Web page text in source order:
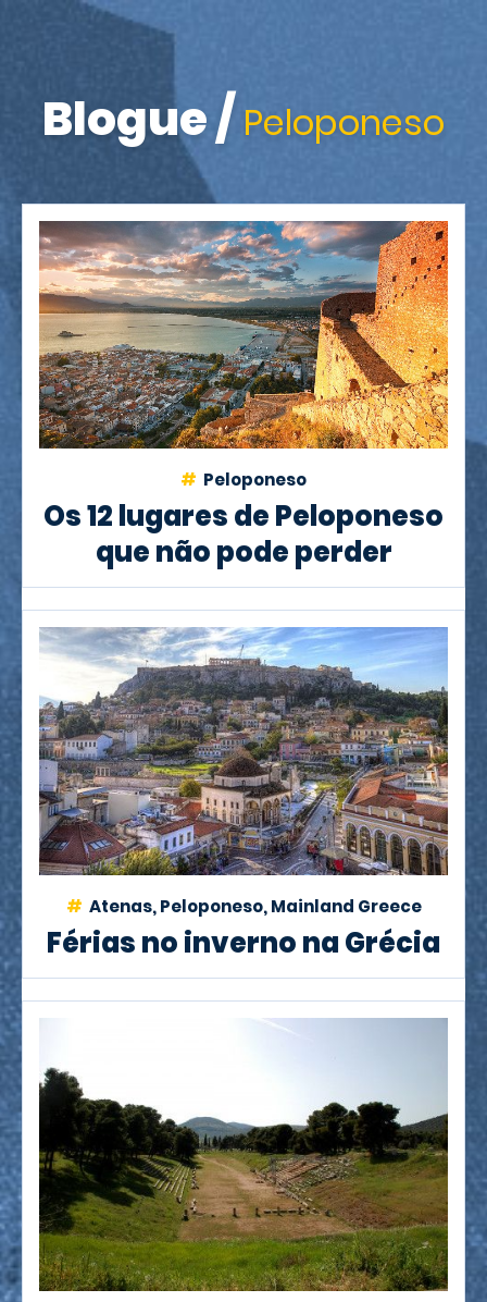
Blogue/ Peloponeso
Peloponeso
Os 12 lugares de Peloponeso
que não pode perder
Atenas, Peloponeso, Mainland Greece
Férias no inverno na Grécia